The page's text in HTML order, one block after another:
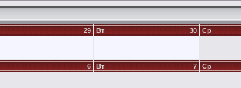
29 30
Вт Ср
6 7
Вт Ср